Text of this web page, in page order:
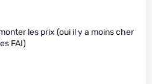
les prix (oui il y a moins cher
FAI)